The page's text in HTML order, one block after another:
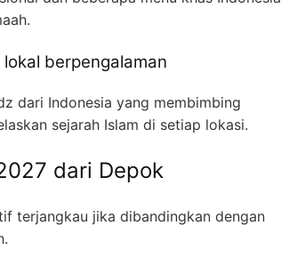
berpengalaman
dari Indonesia yang membimbing
sejarah Islam di setiap lokasi.
dari Depok
terjangkau jika dibandingkan dengan